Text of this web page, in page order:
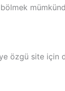
özgü site